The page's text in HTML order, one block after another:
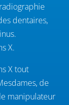
dentaires,
X.
X tout
de
manipulateur